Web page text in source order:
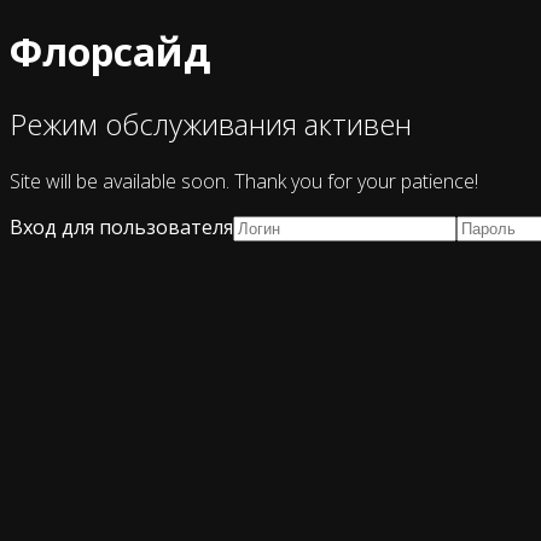
Флорсайд
Режим обслуживания активен
Site will be available soon. Thank you for your patience!
Вход для пользователя